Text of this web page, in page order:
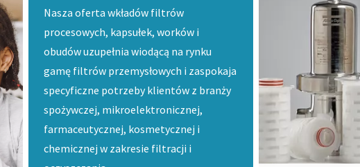
Nasza oferta wkładów filtrów
procesowych, kapsułek, worków i
obudów uzupełnia wiodącą na rynku
gamę filtrów przemysłowych i zaspokaja
specyficzne potrzeby klientów z branży
spożywczej, mikroelektronicznej,
farmaceutycznej, kosmetycznej i
chemicznej w zakresie filtracji i